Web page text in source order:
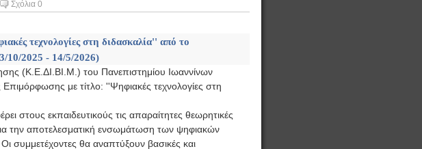
Σχόλια 0
τεχνολογίες στη διδασκαλία'' από το
10/2025 - 14/5/2026)
(Κ.Ε.ΔΙ.ΒΙ.Μ.) του Πανεπιστημίου Ιωαννίνων
με τίτλο: ''Ψηφιακές τεχνολογίες στη
στους εκπαιδευτικούς τις απαραίτητες θεωρητικές
για την αποτελεσματική ενσωμάτωση των ψηφιακών
συμμετέχοντες θα αναπτύξουν βασικές και